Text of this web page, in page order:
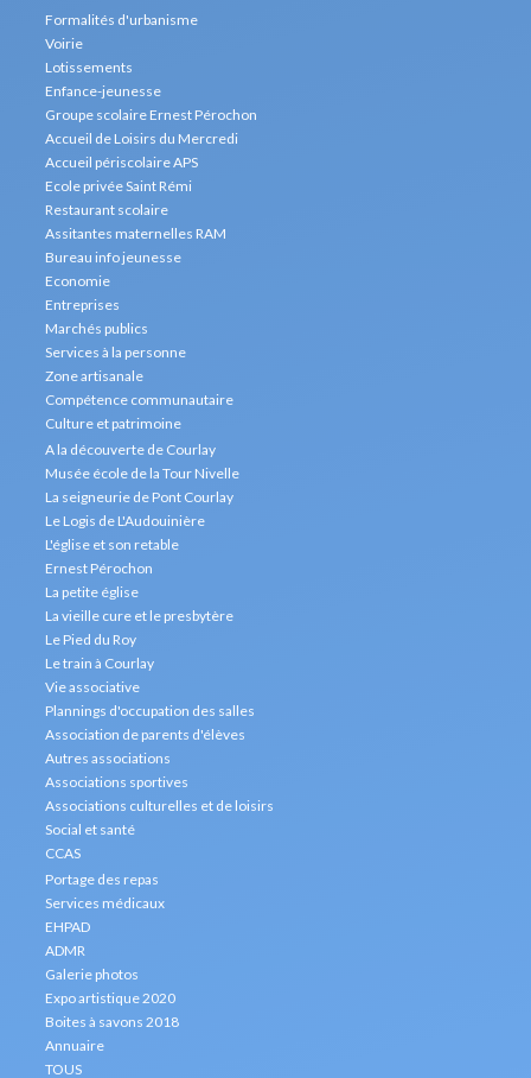
Formalités d'urbanisme
Voirie
Lotissements
Enfance-jeunesse
Groupe scolaire Ernest Pérochon
Accueil de Loisirs du Mercredi
Accueil périscolaire APS
Ecole privée Saint Rémi
Restaurant scolaire
Assitantes maternelles RAM
Bureau info jeunesse
Economie
Entreprises
Marchés publics
Services à la personne
Zone artisanale
Compétence communautaire
Culture et patrimoine
A la découverte de Courlay
Musée école de la Tour Nivelle
La seigneurie de Pont Courlay
Le Logis de L'Audouinière
L'église et son retable
Ernest Pérochon
La petite église
La vieille cure et le presbytère
Le Pied du Roy
Le train à Courlay
Vie associative
Plannings d'occupation des salles
Association de parents d'élèves
Autres associations
Associations sportives
Associations culturelles et de loisirs
Social et santé
CCAS
Portage des repas
Services médicaux
EHPAD
ADMR
Galerie photos
Expo artistique 2020
Boites à savons 2018
Annuaire
TOUS